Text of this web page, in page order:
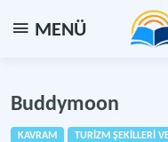
MENÜ
Buddymoon
KAVRAM TURİZM ŞEKİLLERİ